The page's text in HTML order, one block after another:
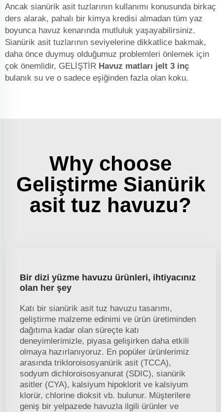
Ancak sianürik asit tuzlarının kullanımı konusunda birkaç
ders alarak, pahalı bir kimya kredisi almadan tüm yaz
boyunca havuz kenarında mutluluk yaşayabilirsiniz.
Sianürik asit tuzlarının seviyelerine dikkatlice bakmak,
daha önce duymuş olduğumuz problemleri önlemek için
çok önemlidir, GELİŞTİR Havuz matları jelt 3 inç
bulanık su ve o sadece eşiğinden fazla olan koku.
Why choose
Geliştirme Sianürik
asit tuz havuzu?
Bir dizi yüzme havuzu ürünleri, ihtiyacınız
olan her şey
Katı bir sianürik asit tuz havuzu tasarımı,
geliştirme malzeme edinimi ve ürün üretiminden
dağıtıma kadar olan süreçte katı
deneyimlerimizle, piyasa gelişirken daha etkili
olmaya hazırlanıyoruz. En popüler ürünlerimiz
arasında trikloroisosyanürik asit (TCCA),
sodyum dichloroisosyanurat (SDIC), sianürik
asitler (CYA), kalsiyum hipoklorit ve kalsiyum
klorür, chlorine dioksit vb. bulunur. Müşterilere
geniş bir yelpazede havuzla ilgili ürünler ve